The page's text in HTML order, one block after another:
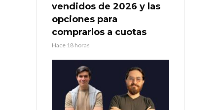
vendidos de 2026 y las
opciones para
comprarlos a cuotas
Hace 18 horas